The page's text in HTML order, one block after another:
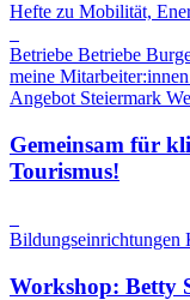
Hefte zu Mobilität,
Betriebe Betriebe
meine
Angebot Steiermark
Gemeinsam für
Tourismus!
Bildungseinrichtungen
Workshop: Betty